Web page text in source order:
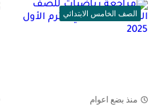
الصف الخامس الابتدائي
منذ بضع اعوام